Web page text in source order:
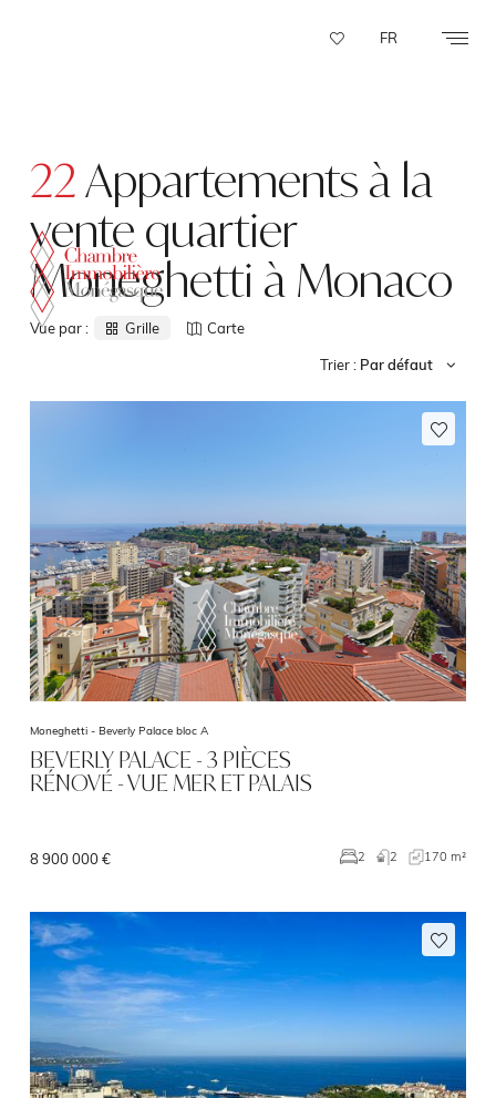
FR
22Appartements à la
vente quartier
Moneghetti à Monaco
Vue par : Grille Carte
Trier : Par défaut
Moneghetti - Beverly Palace bloc A
BEVERLY PALACE - 3 PIÈCES
RÉNOVÉ - VUE MER ET PALAIS
8 900 000 € 2 2 170 m²